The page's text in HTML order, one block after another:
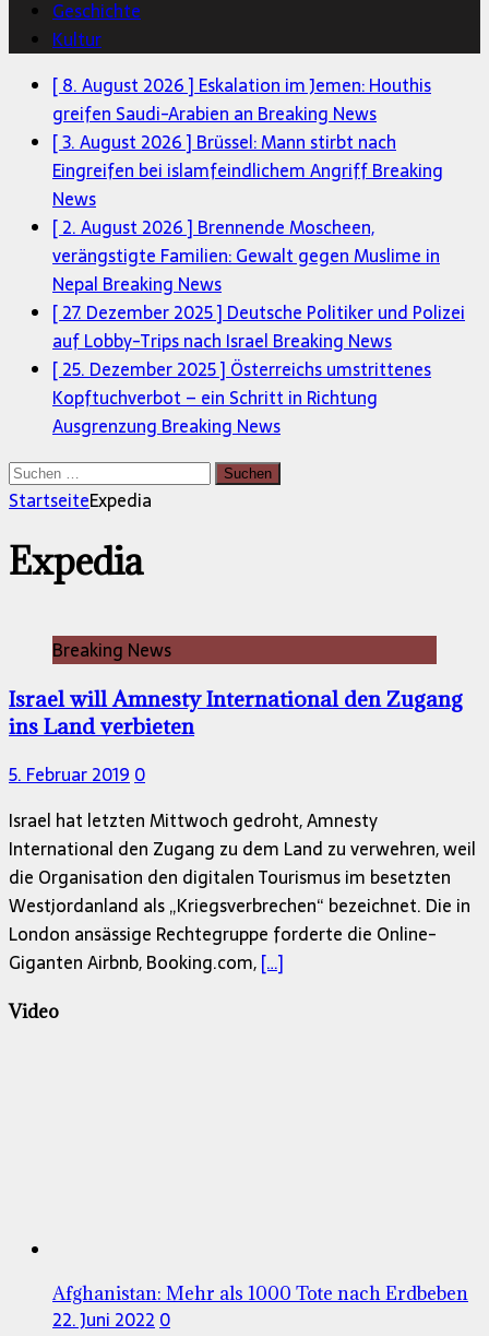
Geschichte
Kultur
[ 8. August 2026 ] Eskalation im Jemen: Houthis
greifen Saudi-Arabien an Breaking News
[ 3. August 2026 ] Brüssel: Mann stirbt nach
Eingreifen bei islamfeindlichem AngriffBreaking
News
[ 2. August 2026 ] Brennende Moscheen,
verängstigte Familien: Gewalt gegen Muslime in
Nepal Breaking News
[ 27. Dezember 2025 ] Deutsche Politiker und Polizei
auf Lobby-Trips nach Israel Breaking News
[ 25. Dezember 2025 ] Österreichs umstrittenes
Kopftuchverbot – ein Schritt in Richtung
Ausgrenzung Breaking News
Suchen
nach:
StartseiteExpedia
Expedia
Breaking News
Israel will Amnesty International den Zugang
ins Land verbieten
5. Februar 2019 0
Israel hat letzten Mittwoch gedroht, Amnesty
International den Zugang zu dem Land zu verwehren, weil
die Organisation den digitalen Tourismus im besetzten
Westjordanland als „Kriegsverbrechen“ bezeichnet. Die in
London ansässige Rechtegruppe forderte die Online-
Giganten Airbnb, Booking.com,[…]
Video
Afghanistan: Mehr als 1000 Tote nach Erdbeben
22. Juni 20220